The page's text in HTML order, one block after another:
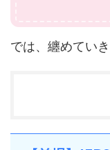
では、纏めていき